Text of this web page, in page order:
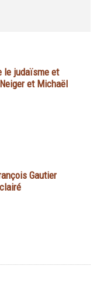
le judaïsme et
et Michaël
Gautier